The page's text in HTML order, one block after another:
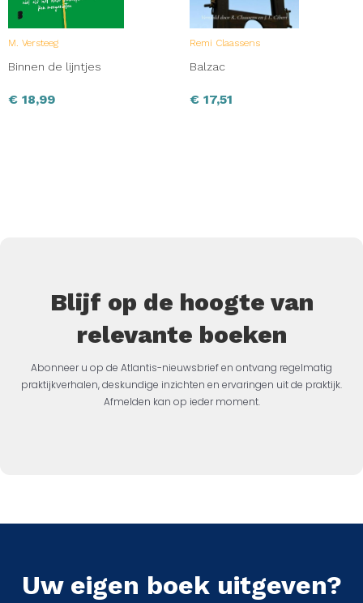
M. Versteeg
Binnen de lijntjes
€ 18,99
Remi Claassens
Balzac
€ 17,51
Blijf op de hoogte van
relevante boeken
Abonneer u op de Atlantis-nieuwsbrief en ontvang regelmatig
praktijkverhalen, deskundige inzichten en ervaringen uit de praktijk.
Afmelden kan op ieder moment.
Uw eigen boek uitgeven?